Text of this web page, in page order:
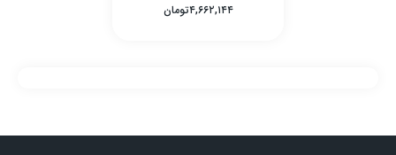
تومان۴,۶۶۲,۱۴۴